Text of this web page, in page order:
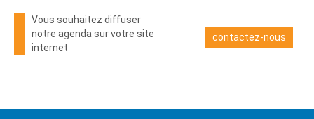
Vous souhaitez diffuser
notre agenda sur votre site
internet
contactez-nous